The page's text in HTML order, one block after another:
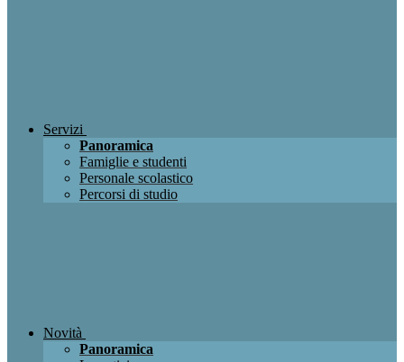
Servizi
Panoramica
Famiglie e studenti
Personale scolastico
Percorsi di studio
Novità
Panoramica